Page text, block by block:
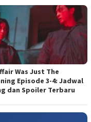
Was Just The
Episode 3-4: Jadwal
dan Spoiler Terbaru